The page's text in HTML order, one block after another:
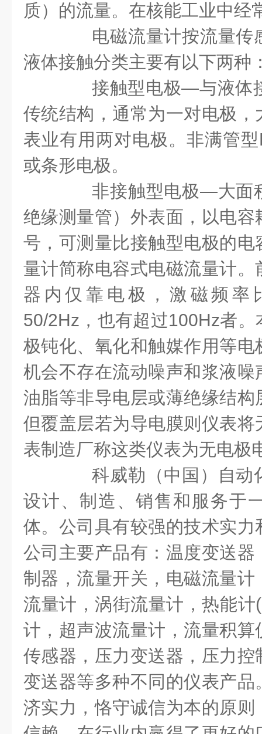
质）的流量。在核能工业中经
电磁流量计按流量传
液体接触分类主要有以下两种
接触型电极—与液体
传统结构，通常为一对电极
表业有用两对电极。非满管型
或条形电极。
非接触型电极—大面
绝缘测量管）外表面，以电
号，可测量比接触型电极的
量计简称电容式电磁流量计
器内仅靠电极，激磁频率
50/2Hz ，也有超过100Hz者。
极钝化、氧化和触媒作用等
机会不存在流动噪声和浆液
油脂等非导电层或薄绝缘结
但覆盖层若为导电膜则仪表
表制造厂称这类仪表为无电极
科威勒（中国）自动
设计、制造、销售和服务于
体。公司具有较强的技术实
公司主要产品有：温度变送
制器，流量开关，电磁流量
流量计，涡街流量计，热能计(
计，超声波流量计，流量积
传感器，压力变送器，压力
变送器等多种不同的仪表产
济实力，恪守诚信为本的原